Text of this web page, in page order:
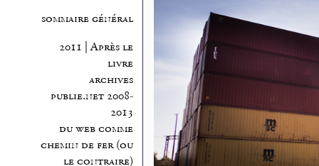
sommaire général
2011 | Après le
livre
archives
publie.net 2008-
2013
du web comme
chemin de fer (ou
le contraire)